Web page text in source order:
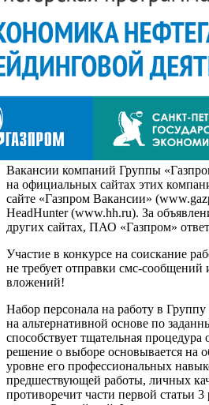
Вакансии компаний Группы
на официальных сайтах этих
сайте «Газпром Вакансии»
HeadHunter (www.hh.ru). За
других сайтах, ПАО «Газпром»
Участие в конкурсе на соискание
не требует отправки смс-
вложений!
Набор персонала на работу в
на альтернативной основе по
способствует тщательная
решение о выборе основывается на
уровне его профессиональных
предшествующей работы, личных
противоречит части первой статьи 3